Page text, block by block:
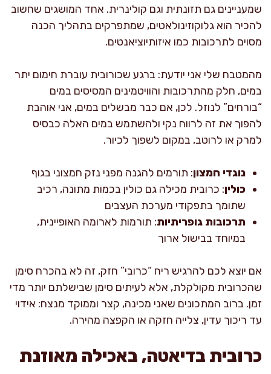
שמעניינים גם תזונתית וגם קולינרית. אחד המושגים שחשוב
להכיר הוא גלוקוזינולאטים, שמתפרקים בתהליך הכנה
מסוים לתרכובות כמו איזותיוציאנטים.
מהמטבח שלי אני יודעת: ברגע שכורובית עוברת חימום יתר
במים, חלק מהתרכובות והוויטמינים המסיסים במים
“בורחים” לנוזל. לכן, אם כבר מבשלים במים, אני אוהבת
להפוך את זה לרווח נקי ולהשתמש במים האלה כבסיס
למרק או לרוטב, במקום לשפוך לכיור.
נוגדי חמצון: תורמים להגנה מפני נזק חמצוני בגוף
כולין: כרובית מכילה גם כולין בכמות מתונה, רכיב
שתומך בתפקודי מערכת העצבים
תרכובות גופריתיות: תורמות לארומה האופיינית,
במיוחד בבישול ארוך
אם יוצא לכם להרגיש ריח “כרובי” חזק, זה לא בהכרח סימן
שהכרובית מקולקלת, אלא לעיתים סימן שבישלתם יותר מדי
זמן. ברוב המתכונים שאני מכינה, קצר וממוקד מנצח: אידוי
עד ריכוך עדין, צלייה חזקה או הקפצה מהירה.
כרובית בדיאטה, באכילה מאוזנת